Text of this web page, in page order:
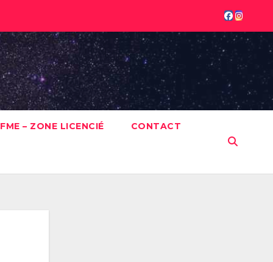
– ZONE LICENCIÉ CONTACT